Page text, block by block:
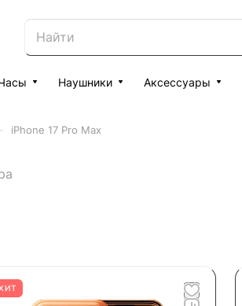
Наушники Аксессуары
iPhone 17 Pro Max